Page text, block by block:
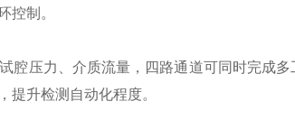
控制。
腔压力、介质流量，四路通道可同时完成
提升检测自动化程度。